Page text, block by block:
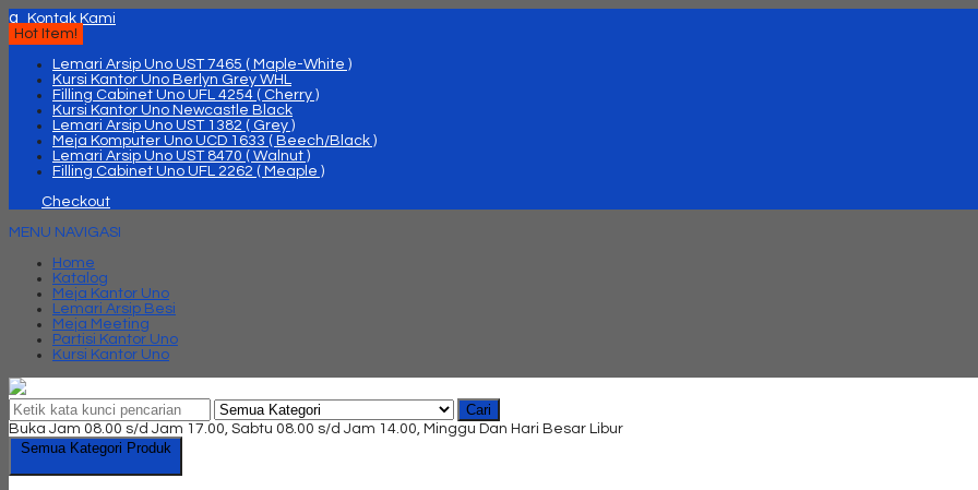
q
Kontak Kami
Hot Item!
Lemari Arsip Uno UST 7465 ( Maple-White )
Kursi Kantor Uno Berlyn Grey WHL
Filling Cabinet Uno UFL 4254 ( Cherry )
Kursi Kantor Uno Newcastle Black
Lemari Arsip Uno UST 1382 ( Grey )
Meja Komputer Uno UCD 1633 ( Beech/Black )
Lemari Arsip Uno UST 8470 ( Walnut )
Filling Cabinet Uno UFL 2262 ( Meaple )
Checkout
MENU NAVIGASI
Home
Katalog
Meja Kantor Uno
Lemari Arsip Besi
Meja Meeting
Partisi Kantor Uno
Kursi Kantor Uno
Cari
Buka Jam 08.00 s/d Jam 17.00, Sabtu 08.00 s/d Jam 14.00, Minggu Dan Hari Besar Libur
Semua Kategori Produk